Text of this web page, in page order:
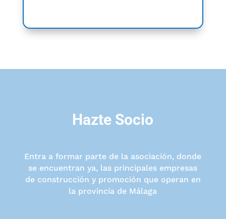
Hazte Socio
Entra a formar parte de la asociación, donde
se encuentran ya, las principales empresas
de construcción y promoción que operan en
la provincia de Málaga